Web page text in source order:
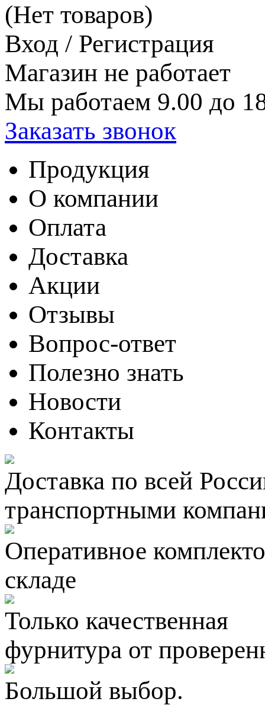
(Нет товаров)
Вход / Регистрация
Магазин не работает
Мы работаем 9.00 до
Заказать звонок
Продукция
О компании
Оплата
Доставка
Акции
Отзывы
Вопрос-ответ
Полезно знать
Новости
Контакты
Доставка по всей
транспортными
Оперативное
складе
Только качественная
фурнитура от
Большой выбор.